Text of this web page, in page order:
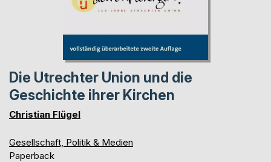
Die Utrechter Union und die
Geschichte ihrer Kirchen
Christian Flügel
Gesellschaft, Politik & Medien
Paperback